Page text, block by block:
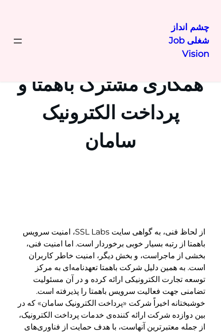
رفتن
چشم انداز
شغلی Job
Vision
همکاری مشترک باهمتا و
پرداخت الکترونیک
سامان
از لحاظ فنی، به گواهی سایت SSL Labs، امنیت سرویس
باهمتا از رتبه بسیار خوبی برخوردار است. اما امنیت فنی،
بخشی از ماجراست، و بخش دیگر، امنیت خاطر کاربران
است. به همین دلیل شرکت باهمتا تعهد‌نامه‌ای به مرکز
توسعه تجارت الکترونیکی ارائه کرده و در آن مسئولیت
تضامنی جهت فعالیت سرویس باهمتا را پذیرفته است.
خوشبختانه اخیراً شرکت «پرداخت الکترونیک سامان» که در
بین دوازده‌ شرکت ارائه کننده‌ی خدمات پرداخت الکترونیک،
از جمله معتبرترین آنهاست، با هدف حمایت از فناوری‌های